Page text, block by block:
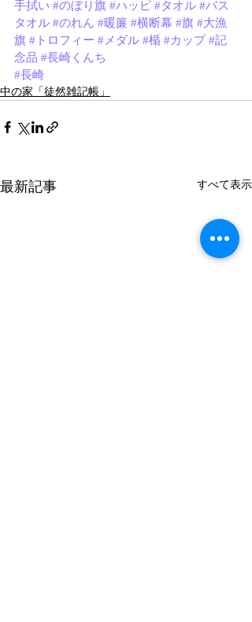
手拭い #のぼり旗 #ハッピ #タオル #バス
タオル #のれん #暖簾 #横断幕 #旗 #大漁
旗 #トロフィー #メダル #楯 #カップ #記
念品 #長崎くんち
#長崎
中の家「徒然雑記帳」
最新記事 すべて表示